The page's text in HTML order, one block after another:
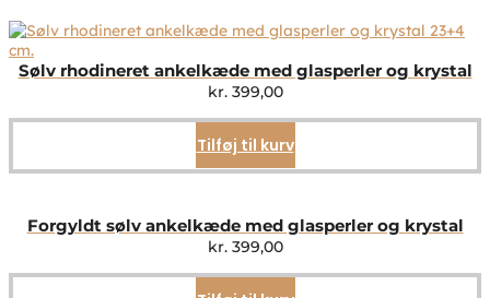
Sølv rhodineret ankelkæde med glasperler og krystal
kr.399,00
Tilføj til kurv
Forgyldt sølv ankelkæde med glasperler og krystal
kr.399,00